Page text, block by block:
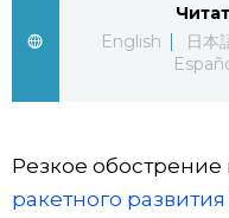
Экономика
Японский язык
Семья
English
日本
Резкое
ракетного